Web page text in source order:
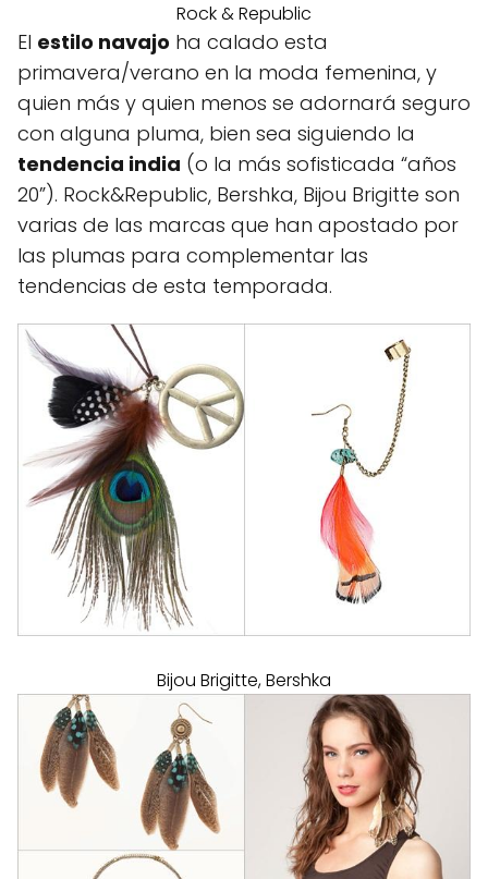
Rock & Republic
El estilo navajo ha calado esta
primavera/verano en la moda femenina, y
quien más y quien menos se adornará seguro
con alguna pluma, bien sea siguiendo la
tendencia india (o la más sofisticada “años
20”). Rock&Republic, Bershka, Bijou Brigitte son
varias de las marcas que han apostado por
las plumas para complementar las
tendencias de esta temporada.
Bijou Brigitte, Bershka